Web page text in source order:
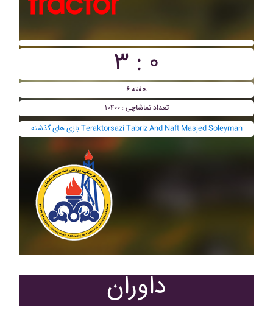
۳ : ۰
هفته ۶
تعداد تماشاچی : ۱۰۴۰۰
بازی های گذشته Teraktorsazi Tabriz And Naft Masjed Soleyman
داوران